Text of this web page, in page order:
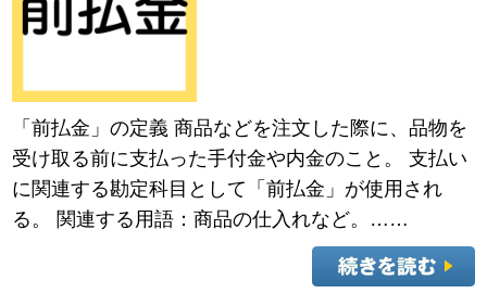
「前払金」の定義 商品などを注文した際に、品物を
受け取る前に支払った手付金や内金のこと。 支払い
に関連する勘定科目として「前払金」が使用され
る。 関連する用語：商品の仕入れなど。……